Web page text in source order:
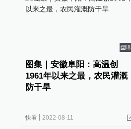
8
图集｜安徽阜阳：高温创
1961年以来之最，农民灌溉
防干旱
快看 2022-08-11